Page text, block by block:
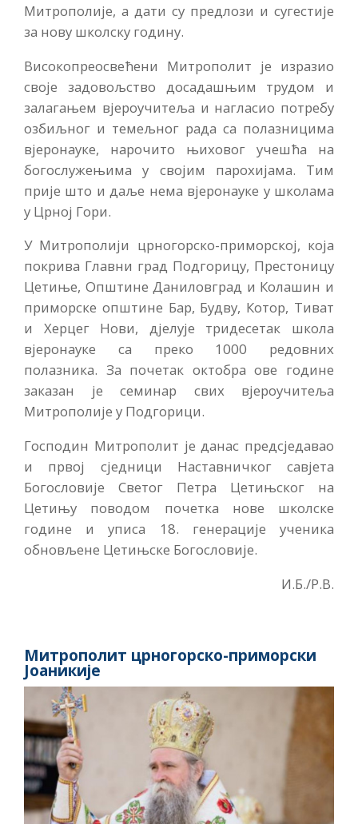
Митрополије, а дати су предлози и сугестије
за нову школску годину.
Високопреосвећени Митрополит је изразио
своје задовољство досадашњим трудом и
залагањем вјероучитеља и нагласио потребу
озбиљног и темељног рада са полазницима
вјеронауке, нарочито њиховог учешћа на
богослужењима у својим парохијама. Тим
прије што и даље нема вјеронауке у школама
у Црној Гори.
У Митрополији црногорско-приморској, која
покрива Главни град Подгорицу, Престоницу
Цетиње, Општине Даниловград и Колашин и
приморске општине Бар, Будву, Котор, Тиват
и Херцег Нови, дјелује тридесетак школа
вјеронауке са преко 1000 редовних
полазника. За почетак октобра ове године
заказан је семинар свих вјероучитеља
Митрополије у Подгорици.
Господин Митрополит је данас предсједавао
и првој сједници Наставничког савјета
Богословије Светог Петра Цетињског на
Цетињу поводом почетка нове школске
године и уписа 18. генерације ученика
обновљене Цетињске Богословије.
И.Б./Р.В.
Митрополит црногорско-приморски
Јоаникије